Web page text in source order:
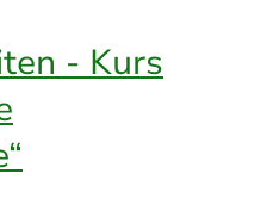
- Kurs